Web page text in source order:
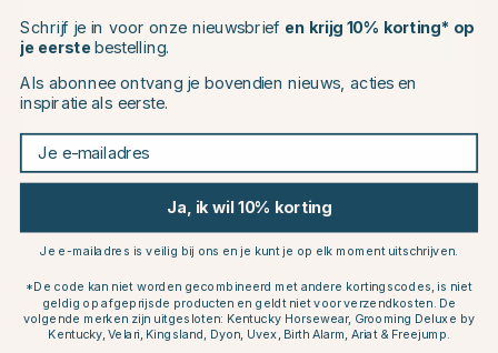
Dit vind je misschien ook leuk
DYON
Focus / Knipperlichten 2-
pack Zwart
LIPPO
Blinkers Supreme Chocolate
Schrijf je in voor onze nieuwsbrief en krijg 10% korting* op
je eerstebestelling.
Als abonnee ontvang je bovendien nieuws, acties en
inspiratie als eerste.
Je e-mailadres
Ja, ik wil 10% korting
Je e-mailadres is veilig bij ons en je kunt je op elk moment uitschrijven.
*De code kan niet worden gecombineerd met andere kortingscodes, is niet
geldig op afgeprijsde producten en geldt niet voor verzendkosten. De
volgende merken zijn uitgesloten: Kentucky Horsewear, Grooming Deluxe by
Kentucky, Velari, Kingsland, Dyon, Uvex, Birth Alarm, Ariat & Freejump.